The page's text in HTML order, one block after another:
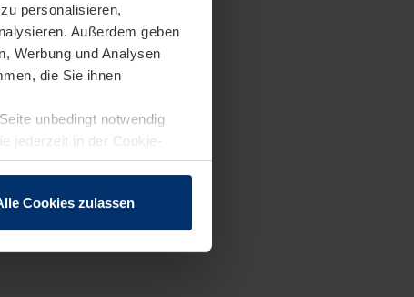
personalisieren,
Außerdem geben
Werbung und Analysen
die Sie ihnen
unbedingt notwendig
jederzeit in der Cookie-
Cookies zulassen